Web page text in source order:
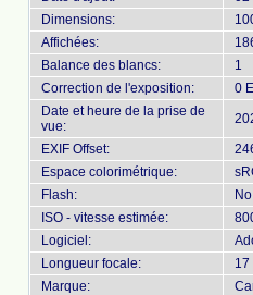
Dimensions:
Affichées:
Balance des blancs:
1
Correction de l'exposition:
0
Date et heure de la prise de
vue:
EXIF Offset:
Espace colorimétrique:
Flash:
ISO - vitesse estimée:
Logiciel:
Longueur focale:
17
Marque: